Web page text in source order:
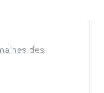
des